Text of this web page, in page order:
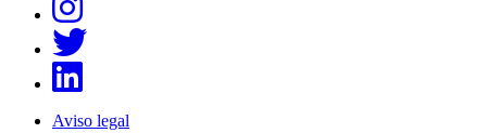
Aviso legal